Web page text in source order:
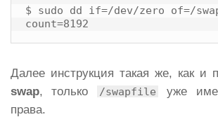
$ sudo dd if=/dev/zero of=/
count=8192
Далее инструкция такая же, как и
swap, только /swapfile
уже
права.